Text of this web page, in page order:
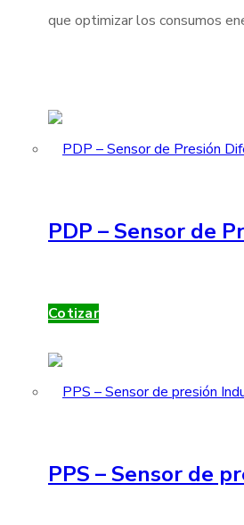
que optimizar los consumos
PDP – Sensor de
Cotizar
PPS – Sensor de